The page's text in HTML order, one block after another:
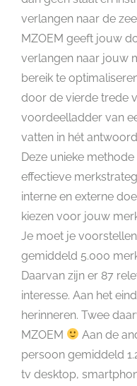
verlangen naar de
MZOEM geeft jouw
verlangen naar jouw
bereik te
door de vierde trede
voordeelladder van
vatten in hét
Deze unieke
effectieve
interne en externe
kiezen voor jouw
Je moet je
gemiddeld 5.000
Daarvan zijn er 87
interesse. Aan het
herinneren. Twee
MZOEM
Aan de
persoon gemiddeld
tv desktop,